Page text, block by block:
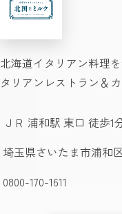
北海道イタリアン料理
タリアンレストラン＆カ
ＪＲ 浦和駅 東口 徒歩1
埼玉県さいたま市浦和
0800-170-1611